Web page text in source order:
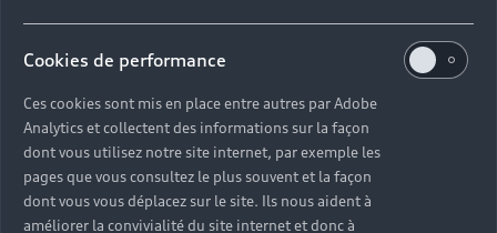
Cookies de performance
Ces cookies sont mis en place entre autres par Adobe
Analytics et collectent des informations sur la façon
dont vous utilisez notre site internet, par exemple les
pages que vous consultez le plus souvent et la façon
dont vous vous déplacez sur le site. Ils nous aident à
améliorer la convivialité du site internet et donc à